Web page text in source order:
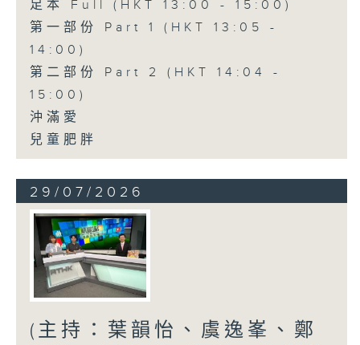
足本 Full (HKT 13:00 - 15:00)
第一部份 Part 1 (HKT 13:05 -
14:00)
第二部份 Part 2 (HKT 14:04 -
15:00)
沖滿愛
兒童肥胖
29/07/2026
(主持：葉韻怡、虞逸峯、鄭